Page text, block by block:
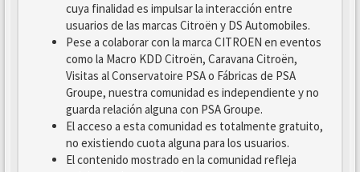
cuya finalidad es impulsar la interacción entre
usuarios de las marcas Citroën y DS Automobiles.
Pese a colaborar con la marca CITROEN en eventos
como la Macro KDD Citroën, Caravana Citroën,
Visitas al Conservatoire PSA o Fábricas de PSA
Groupe, nuestra comunidad es independiente y no
guarda relación alguna con PSA Groupe.
El acceso a esta comunidad es totalmente gratuito,
no existiendo cuota alguna para los usuarios.
El contenido mostrado en la comunidad refleja